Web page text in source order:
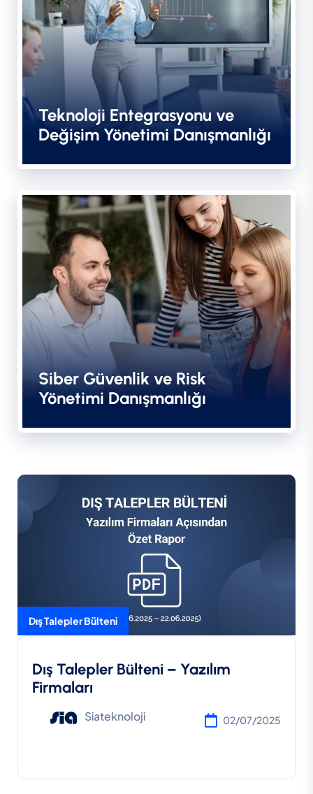
Teknoloji Entegrasyonu ve
Değişim Yönetimi Danışmanlığı
Siber Güvenlik ve Risk
Yönetimi Danışmanlığı
Dış Talepler Bülteni
Dış Talepler Bülteni – Yazılım
Firmaları
Siateknoloji 02/07/2025